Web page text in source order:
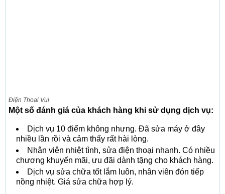
Điện Thoại Vui
Một số đánh giá của khách hàng khi sử dụng dịch vụ:
Dịch vụ 10 điểm không nhưng. Đã sửa máy ở đây
nhiều lần rồi và cảm thấy rất hài lòng.
Nhân viên nhiệt tình, sửa điện thoại nhanh. Có nhiều
chương khuyến mãi, ưu đãi dành tặng cho khách hàng.
Dịch vụ sửa chữa tốt lắm luôn, nhân viên đón tiếp
nồng nhiệt. Giá sửa chữa hợp lý.